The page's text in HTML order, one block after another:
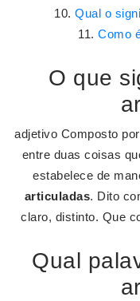
Qual o
Como
O que
adjetivo Composto
entre duas coisas
estabelece de
articuladas. Dito
claro, distinto. Que
Qual